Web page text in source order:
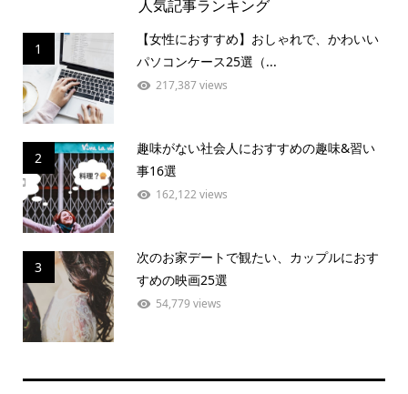
人気記事ランキング
1
【女性におすすめ】おしゃれで、かわいい
パソコンケース25選（...
217,387 views
2
趣味がない社会人におすすめの趣味&習い
事16選
162,122 views
3
次のお家デートで観たい、カップルにおす
すめの映画25選
54,779 views